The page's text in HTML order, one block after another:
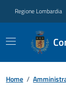
Regione Lombardia
Home /